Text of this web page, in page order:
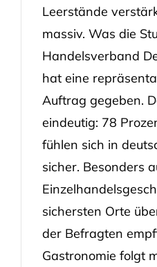
Leerstände
massiv. Was die
Handelsverband
hat eine
Auftrag gegeben.
eindeutig: 78
fühlen sich in
sicher. Besonders
sichersten Orte
der Befragten
Gastronomie folgt